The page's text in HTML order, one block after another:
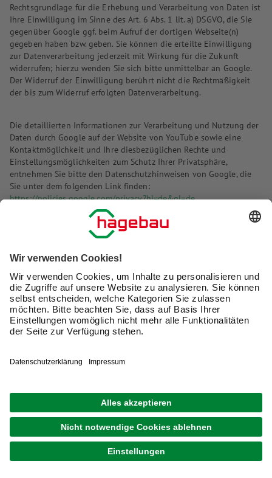
Rechtsgrundlage für die Erhebung und Verarbeitung von Daten ist
Ihre Einwilligung im Sinne des Art. 6 Abs. 1 lit. a) DSGVO, die Sie
gegenüber Google ggf. beim Aufruf der dortigen Webseite(n)
gegeben haben bzw. geben. Sie können die erteilte Einwilligung
zur Datenverarbeitung jederzeit mit Wirkung für die Zukunft
widerrufen; hierzu wenden Sie sich bitte unmittelbar an Google.
Der Widerruf der Einwilligung berührt nicht die Rechtmäßigkeit
der bis zum Widerruf erfolgten Datenverarbeitung.
Die detaillierten Informationen zur Verarbeitung und Nutzung der
Daten durch Google auf der Website von YouTube sowie eine
Kontaktmöglichkeit und Ihre diesbezüglichen Rechte und
Einstellungsmöglichkeiten zum Schutz Ihrer Privatsphäre,
entnehmen Sie bitte den Datenschutzhinweisen von Google, die
Sie unter dem folgenden Link finden:
https://policies.google.com/privacy?hl=de&gl=de
Soweit eine Datenübermittlung in die USA erfolgt, geschieht diese
jeweilige Anbieter zertifiziert ist. Andernfalls erfolgt die
46 DSGVO.
Fanpage bei Facebook / Facebookauftritt
Das soziale Netzwerk Facebook wird betrieben von der Meta
Platforms, Inc., 1 Hacker Way, Menlo Park, CA 94025, USA, bzw. falls
Platforms Irland Ltd., 4 Grand Canal Square, Dublin 2, Irland
Bei dem Besuch unserer Onlinepräsenzen in sozialen Medien
können Ihre Daten für Marktforschungs- und Werbezwecke
automatisch erhoben und gespeichert werden. Aus diesen Daten
werden unter Verwendung von Pseudonymen sog. Nutzungsprofile
erstellt. Diese können verwendet werden, um z. B. Werbeanzeigen